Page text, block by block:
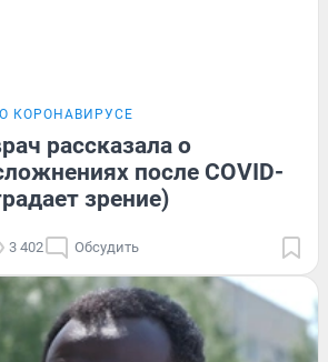
КОРОНАВИРУСЕ
рассказала о
после COVID-
зрение)
3 402 Обсудить